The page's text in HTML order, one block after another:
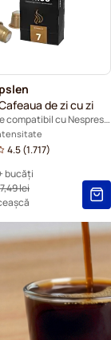
cafea Segafredo
pentru Nespresso®
cafea Belmio
cafea Garibaldi
de zi cu zi
10 capsule compatibil cu Nespresso®
4.5(1.717)
bucăți
Pret standard
7,49 lei
5+ =7,09 lei
10+ =